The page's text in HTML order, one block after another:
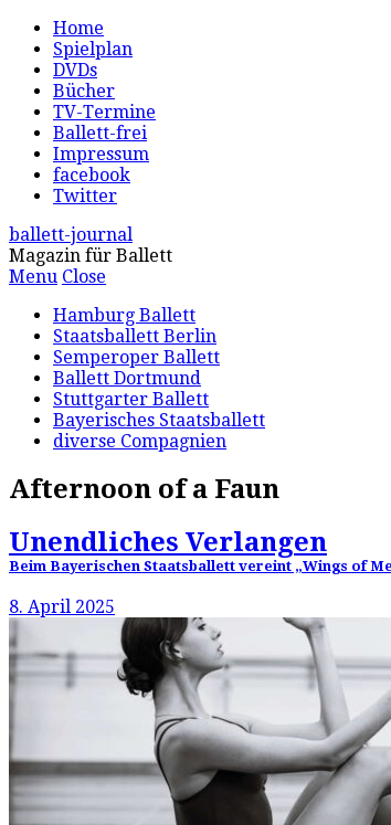
Home
Spielplan
DVDs
Bücher
TV-Termine
Ballett-frei
Impressum
facebook
Twitter
ballett-journal
Magazin für Ballett
Menu Close
Hamburg Ballett
Staatsballett Berlin
Semperoper Ballett
Ballett Dortmund
Stuttgarter Ballett
Bayerisches Staatsballett
diverse Compagnien
Afternoon of a Faun
Unendliches Verlangen
Beim Bayerischen Staatsballett vereint „Wings of
8. April 2025